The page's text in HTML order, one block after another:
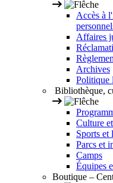
Accès à
Affaires
Archives
Politique
Bibliothèque,
Culture
Sports et
Parcs et
Camps
Équipes
Boutique –